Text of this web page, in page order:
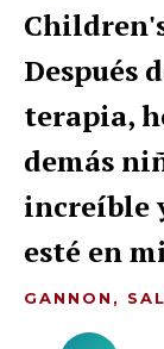
Después
terapia,
demás
increíble
esté en
GANNON,